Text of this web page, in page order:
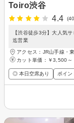
Toiro渋谷
4.4
【渋谷徒歩3分】大人気
迄営業
アクセス：JR山手線・
カット単価： ￥3,500～
◎ 本日空席あり ポイン